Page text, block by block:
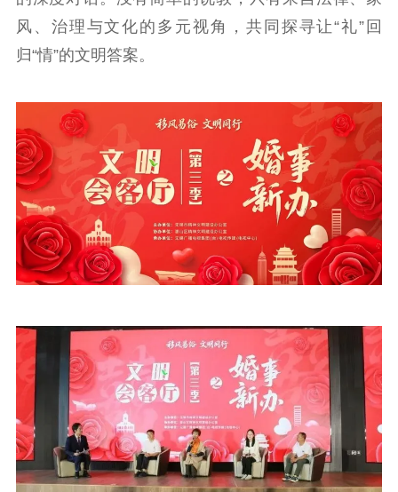
江苏要闻
公示公告
通知公告 信息公开制度
信息公开指南
信息公开年度报
告
政策法规
工作动态
理论武装
理论学习 宣传宣讲 研究阐释
哲学社科
社科强省 工作通知
成果集萃
江苏文脉
资料下载
风、治理与文化的多元视角，共同探寻让“礼”回
归“情”的文明答案。